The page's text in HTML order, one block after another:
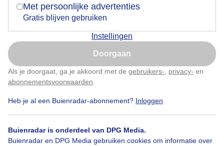
Met persoonlijke advertenties
Gratis blijven gebruiken
Instellingen
Doorgaan
Als je doorgaat, ga je akkoord met de gebruikers- privacy- en
abonnementsvoorwaarden
Heb je al een Buienradar-abonnement? Inloggen
Buienradar is onderdeel van DPG Media.
Buienradar en DPG Media gebruiken cookies om informatie over
Door: Diana Huntjens Gemaakt: 17-05-2026, 72x bekeken
Nu niet, misschien later
Klik hierom dit aan te passen